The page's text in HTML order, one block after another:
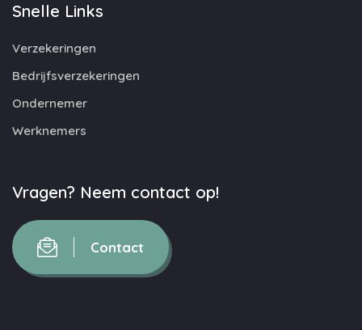
Snelle Links
Verzekeringen
Bedrijfsverzekeringen
Ondernemer
Werknemers
Vragen? Neem contact op!
Contact